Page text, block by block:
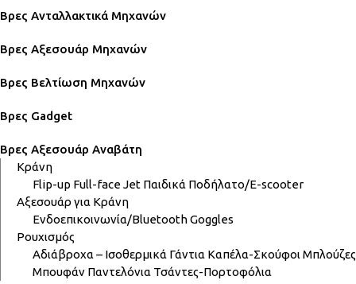
Βρες Ανταλλακτικά Μηχανών
Βρες Αξεσουάρ Μηχανών
Βρες Βελτίωση Μηχανών
Βρες Gadget
Βρες Αξεσουάρ Αναβάτη
Κράνη
Flip-up Full-faceJet Παιδικά Ποδήλατο/E-scooter
Αξεσουάρ για Κράνη
Ενδοεπικοινωνία/BluetoothGoggles
Ρουχισμός
Αδιάβροχα – Ισοθερμικά Γάντια Καπέλα-Σκούφοι Μπλούζες
Μπουφάν Παντελόνια Τσάντες-Πορτοφόλια